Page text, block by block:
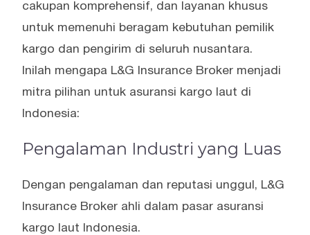
cakupan komprehensif, dan layanan khusus
untuk memenuhi beragam kebutuhan pemilik
kargo dan pengirim di seluruh nusantara.
Inilah mengapa L&G Insurance Broker menjadi
mitra pilihan untuk asuransi kargo laut di
Indonesia:
Pengalaman Industri yang Luas
Dengan pengalaman dan reputasi unggul, L&G
Insurance Broker ahli dalam pasar asuransi
kargo laut Indonesia.